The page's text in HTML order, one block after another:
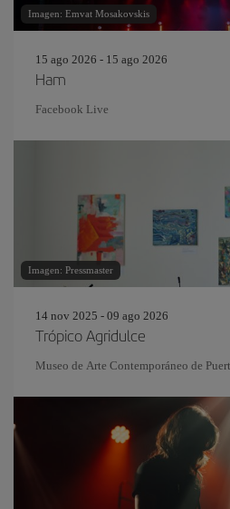
Imagen: Emvat Mosakovskis
15 ago 2026 - 15 ago 2026
Ham
Facebook Live
Imagen: Pressmaster
14 nov 2025 - 09 ago 2026
Trópico Agridulce
Museo de Arte Contemporáneo de